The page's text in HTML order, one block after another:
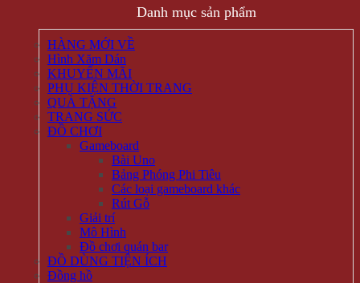
Danh mục sản phẩm
HÀNG MỚI VỀ
Hình Xăm Dán
KHUYẾN MÃI
PHỤ KIỆN THỜI TRANG
QUÀ TẶNG
TRANG SỨC
ĐỒ CHƠI
Gameboard
Bài Uno
Bảng Phóng Phi Tiêu
Các loại gameboard khác
Rút Gỗ
Giải trí
Mô Hình
Đồ chơi quán bar
ĐỒ DÙNG TIỆN ÍCH
Đồng hồ